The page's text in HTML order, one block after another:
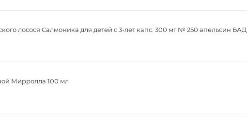
лосося Салмоника для детей с 3-лет капс. 300 мг № 250 апельсин БАД
Мирролла 100 мл